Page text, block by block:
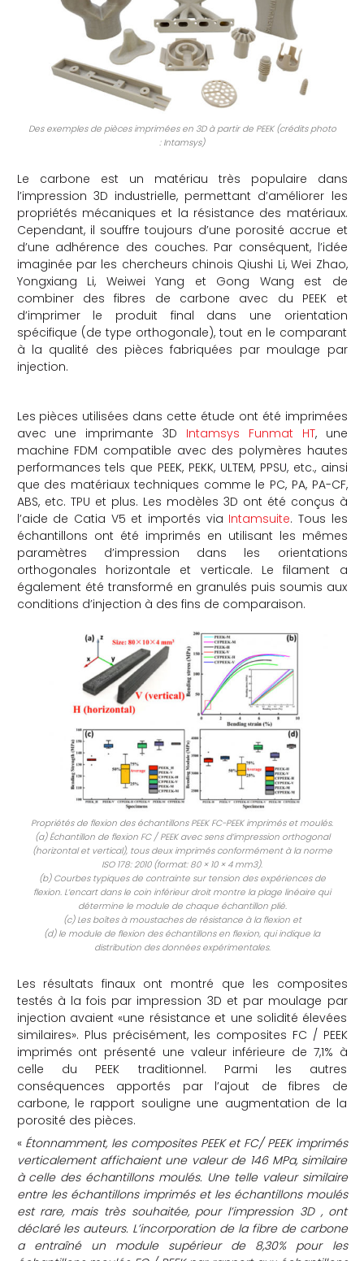
Des exemples de pièces imprimées en 3D à partir de PEEK (crédits photo
: Intamsys)
Le carbone est un matériau très populaire dans
l’impression 3D industrielle, permettant d’améliorer les
propriétés mécaniques et la résistance des matériaux.
Cependant, il souffre toujours d’une porosité accrue et
d’une adhérence des couches. Par conséquent, l’idée
imaginée par les chercheurs chinois Qiushi Li, Wei Zhao,
Yongxiang Li, Weiwei Yang et Gong Wang est de
combiner des fibres de carbone avec du PEEK et
d’imprimer le produit final dans une orientation
spécifique (de type orthogonale), tout en le comparant
à la qualité des pièces fabriquées par moulage par
injection.
Les pièces utilisées dans cette étude ont été imprimées
avec une imprimante 3D Intamsys Funmat HT, une
machine FDM compatible avec des polymères hautes
performances tels que PEEK, PEKK, ULTEM, PPSU, etc., ainsi
que des matériaux techniques comme le PC, PA, PA-CF,
ABS, etc. TPU et plus. Les modèles 3D ont été conçus à
l’aide de Catia V5 et importés via Intamsuite. Tous les
échantillons ont été imprimés en utilisant les mêmes
paramètres d’impression dans les orientations
orthogonales horizontale et verticale. Le filament a
également été transformé en granulés puis soumis aux
conditions d’injection à des fins de comparaison.
Propriétés de flexion des échantillons PEEK FC-PEEK imprimés et moulés.
(a) Échantillon de flexion FC / PEEK avec sens d’impression orthogonal
(horizontal et vertical), tous deux imprimés conformément à la norme
ISO 178: 2010 (format: 80 × 10 × 4 mm3).
(b) Courbes typiques de contrainte sur tension des expériences de
flexion. L’encart dans le coin inférieur droit montre la plage linéaire qui
détermine le module de chaque échantillon plié.
(c) Les boîtes à moustaches de résistance à la flexion et
(d) le module de flexion des échantillons en flexion, qui indique la
distribution des données expérimentales.
Les résultats finaux ont montré que les composites
testés à la fois par impression 3D et par moulage par
injection avaient «une résistance et une solidité élevées
similaires». Plus précisément, les composites FC / PEEK
imprimés ont présenté une valeur inférieure de 7,1% à
celle du PEEK traditionnel. Parmi les autres
conséquences apportés par l’ajout de fibres de
carbone, le rapport souligne une augmentation de la
porosité des pièces.
« Étonnamment, les composites PEEK et FC/ PEEK imprimés
verticalement affichaient une valeur de 146 MPa, similaire
à celle des échantillons moulés. Une telle valeur similaire
entre les échantillons imprimés et les échantillons moulés
est rare, mais très souhaitée, pour l’impression 3D , ont
déclaré les auteurs. L’incorporation de la fibre de carbone
a entraîné un module supérieur de 8,30% pour les